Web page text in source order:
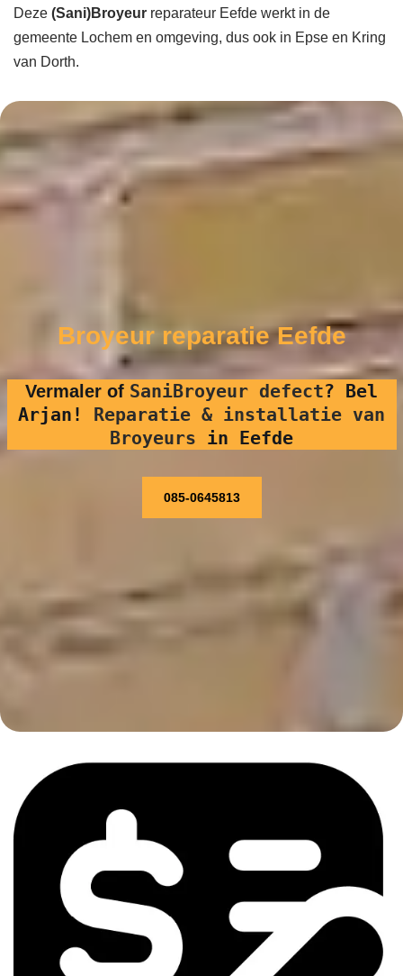
Deze (Sani)Broyeur reparateur Eefde werkt in de
gemeente Lochem en omgeving, dus ook in Epse en Kring
van Dorth.
Broyeur reparatie Eefde
Vermaler of SaniBroyeur defect? Bel
Arjan! Reparatie & installatie van
Broyeurs in Eefde
085-0645813